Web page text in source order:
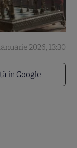
în Google
2026, 13:30